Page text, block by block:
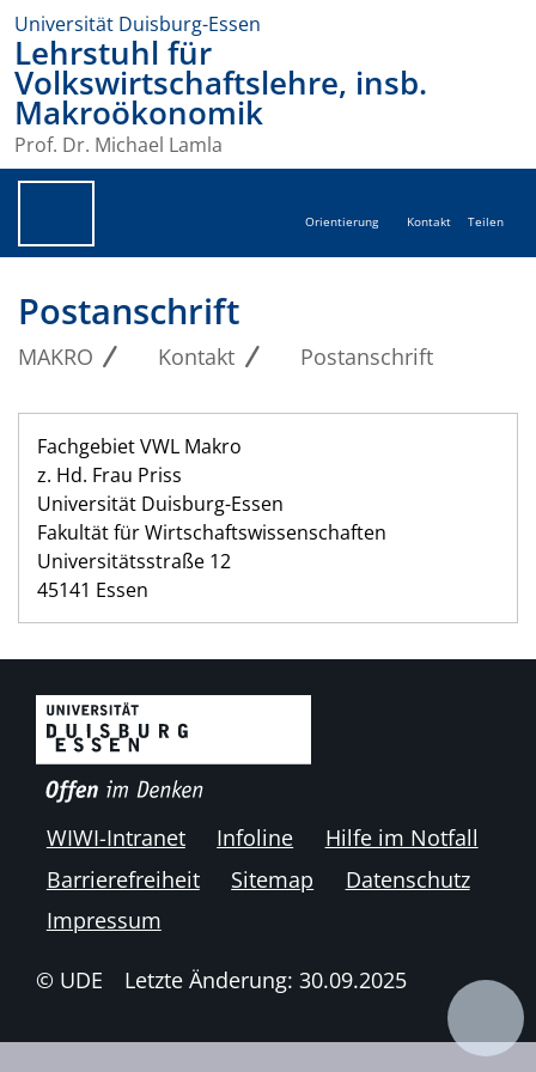
Universität Duisburg-Essen
Lehrstuhl für
Volkswirtschaftslehre, insb.
Makroökonomik
Prof. Dr. Michael Lamla
Orientierung Kontakt Teilen
Postanschrift
MAKRO Kontakt Postanschrift
Fachgebiet VWL Makro
z. Hd. Frau Priss
Universität Duisburg-Essen
Fakultät für Wirtschaftswissenschaften
Universitätsstraße 12
45141 Essen
WIWI-Intranet Infoline
Hilfe im Notfall
Barrierefreiheit
Sitemap
Datenschutz
Impressum
© UDE Letzte Änderung: 30.09.2025